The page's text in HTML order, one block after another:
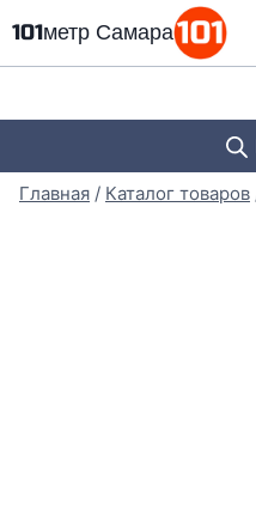
содержимому
101метр Самара
Главная / Каталог товаров